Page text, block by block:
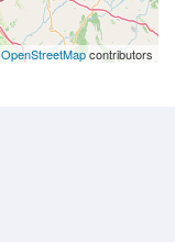
OpenStreetMapcontributors